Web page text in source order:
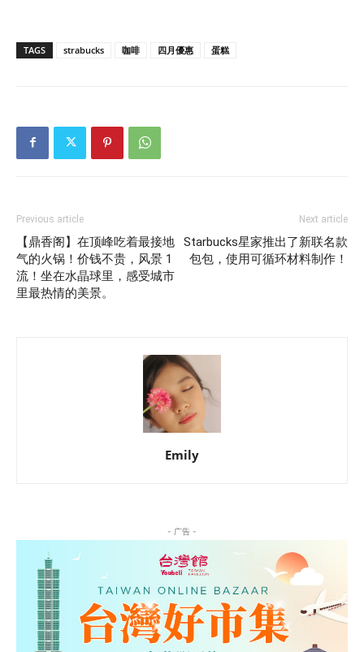
TAGS strabucks 咖啡 四月優惠 蛋糕
Previous article
【鼎香阁】在顶峰吃着最接地
气的火锅！价钱不贵，风景 1
流！坐在水晶球里，感受城市
里最热情的美景。
Next article
Starbucks星家推出了新联名款
包包，使用可循环材料制作！
Emily
- 广告 -